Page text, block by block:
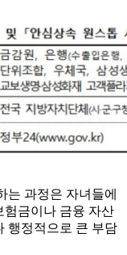
는 과정은 자녀들에
험금이나 금융 자산
행정적으로 큰 부담